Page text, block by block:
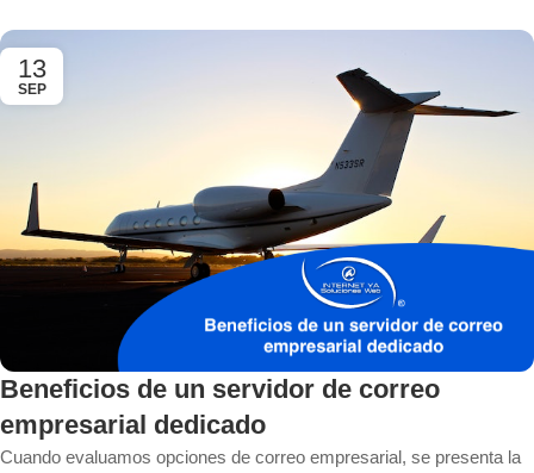
13
SEP
Beneficios de un servidor de correo
empresarial dedicado
Cuando evaluamos opciones de correo empresarial, se presenta la